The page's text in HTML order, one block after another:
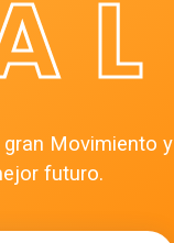
Movimiento y
futuro.